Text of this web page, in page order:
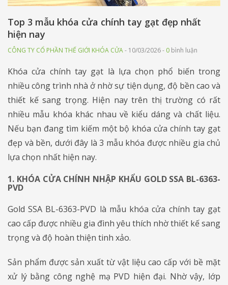
Top 3 mẫu khóa cửa chính tay gạt đẹp nhất
hiện nay
CÔNG TY CỔ PHẦN THẾ GIỚI KHÓA CỬA- 10/03/2026 - 0 bình luận
Khóa cửa chính tay gạt là lựa chọn phổ biến trong
nhiều công trình nhà ở nhờ sự tiện dụng, độ bền cao và
thiết kế sang trọng. Hiện nay trên thị trường có rất
nhiều mẫu khóa khác nhau về kiểu dáng và chất liệu.
Nếu bạn đang tìm kiếm một bộ khóa cửa chính tay gạt
đẹp và bền, dưới đây là 3 mẫu khóa được nhiều gia chủ
lựa chọn nhất hiện nay.
1. KHÓA CỬA CHÍNH NHẬP KHẨU GOLD SSA BL-6363-
PVD
​​​​​​​Gold SSA BL-6363-PVD là mẫu khóa cửa chính tay gạt
cao cấp được nhiều gia đình yêu thích nhờ thiết kế sang
trọng và độ hoàn thiện tinh xảo.
Sản phẩm được sản xuất từ vật liệu cao cấp với bề mặt
xử lý bằng công nghệ mạ PVD hiện đại. Nhờ vậy, lớp